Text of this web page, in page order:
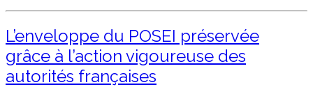
L’enveloppe du POSEI préservée
grâce à l’action vigoureuse des
autorités françaises